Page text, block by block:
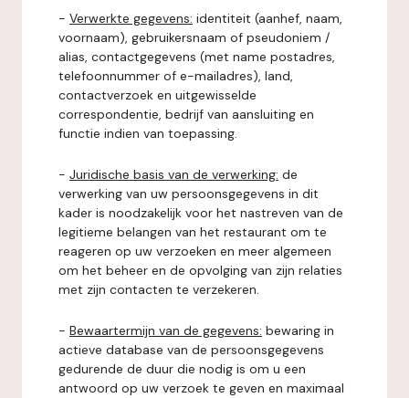
- Verwerkte gegevens: identiteit (aanhef, naam,
voornaam), gebruikersnaam of pseudoniem /
alias, contactgegevens (met name postadres,
telefoonnummer of e-mailadres), land,
contactverzoek en uitgewisselde
correspondentie, bedrijf van aansluiting en
functie indien van toepassing.
- Juridische basis van de verwerking: de
verwerking van uw persoonsgegevens in dit
kader is noodzakelijk voor het nastreven van de
legitieme belangen van het restaurant om te
reageren op uw verzoeken en meer algemeen
om het beheer en de opvolging van zijn relaties
met zijn contacten te verzekeren.
- Bewaartermijn van de gegevens: bewaring in
actieve database van de persoonsgegevens
gedurende de duur die nodig is om u een
antwoord op uw verzoek te geven en maximaal